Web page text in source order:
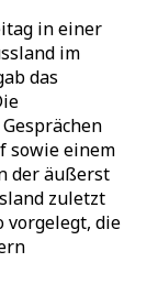
in einer
im
das
sowie einem
der äußerst
zuletzt
vorgelegt, die